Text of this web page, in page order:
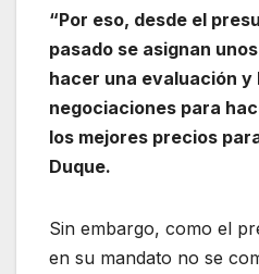
“Por eso, desde el
pasado se asignan
hacer una evaluación y
negociaciones para
los mejores precios
Duque.
Sin embargo, como el
en su mandato no se